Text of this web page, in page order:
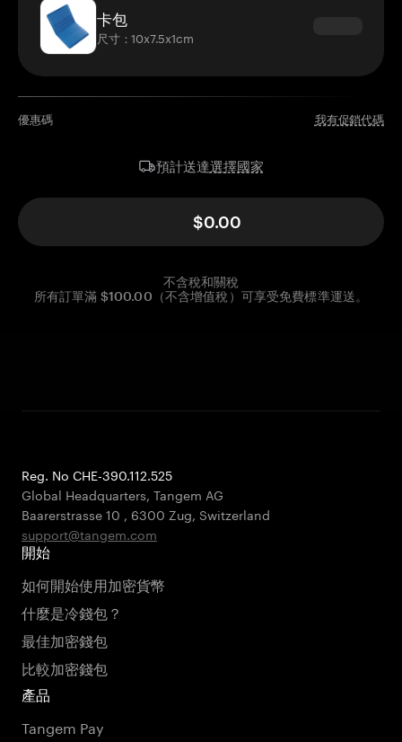
卡包
尺寸：10x7.5x1cm
優惠碼 我有促銷代碼
預計送達選擇國家
$0.00
不含稅和關稅
所有訂單滿 $100.00（不含增值稅）可享受免費標準運送。
Reg. No CHE-390.112.525
Global Headquarters, Tangem AG
Baarerstrasse 10 , 6300 Zug, Switzerland
support@tangem.com
開始
如何開始使用加密貨幣
什麼是冷錢包？
最佳加密錢包
比較加密錢包
產品
Tangem Pay